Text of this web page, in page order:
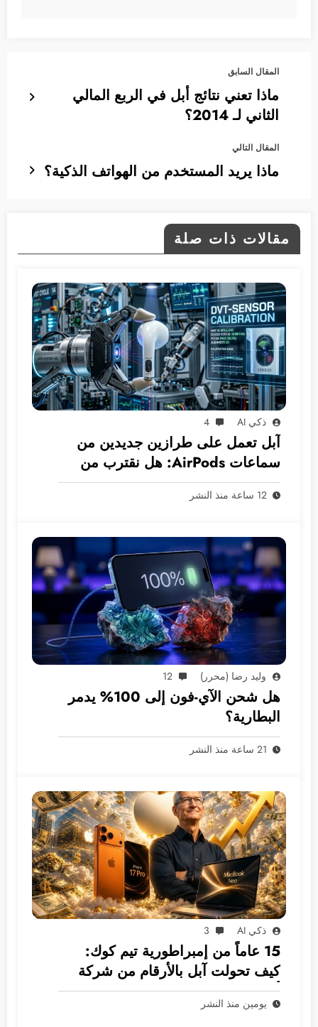
المقال السابق
ماذا تعني نتائج أبل في الربع المالي
الثاني لـ 2014؟
المقال التالي
ماذا يريد المستخدم من الهواتف الذكية؟
مقالات ذات صلة
ذكي AI 4
آبل تعمل على طرازين جديدين من
سماعات AirPods: هل نقترب من
عصر الكاميرات المدمجة؟
12 ساعة منذ النشر
وليد رضا (محرر) 12
هل شحن الآي-فون إلى 100% يدمر
البطارية؟
21 ساعة منذ النشر
ذكي AI 3
15 عاماً من إمبراطورية تيم كوك:
كيف تحولت آبل بالأرقام من شركة
أجهزة إلى غول بـ 5 ترليونات دولار؟
يومين منذ النشر